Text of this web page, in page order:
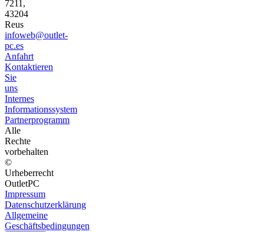
7211,
43204
Reus
infoweb@outlet-
pc.es
Anfahrt
Kontaktieren
Sie
uns
Internes
Informationssystem
Partnerprogramm
Alle
Rechte
vorbehalten
©
Urheberrecht
OutletPC
Impressum
Datenschutzerklärung
Allgemeine
Geschäftsbedingungen